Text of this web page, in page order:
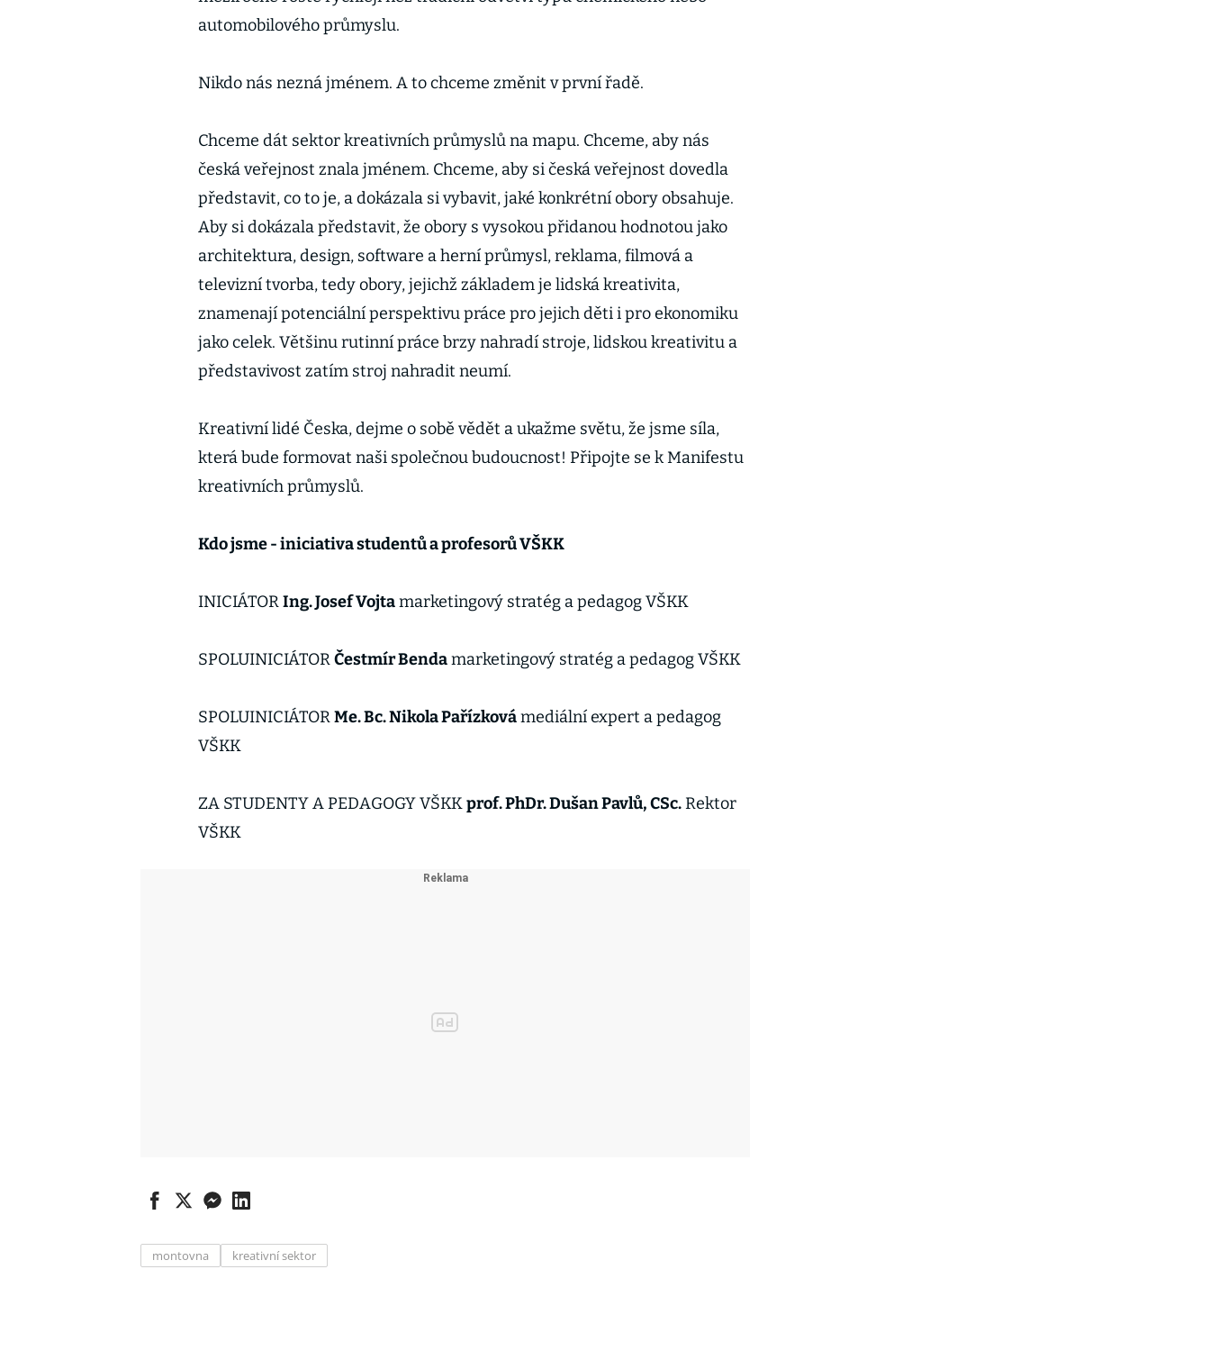
automobilového průmyslu.
Nikdo nás nezná jménem. A to chceme změnit v první řadě.
Chceme dát sektor kreativních průmyslů na mapu. Chceme, aby nás
česká veřejnost znala jménem. Chceme, aby si česká veřejnost dovedla
představit, co to je, a dokázala si vybavit, jaké konkrétní obory obsahuje.
Aby si dokázala představit, že obory s vysokou přidanou hodnotou jako
architektura, design, software a herní průmysl, reklama, filmová a
televizní tvorba, tedy obory, jejichž základem je lidská kreativita,
znamenají potenciální perspektivu práce pro jejich děti i pro ekonomiku
jako celek. Většinu rutinní práce brzy nahradí stroje, lidskou kreativitu a
představivost zatím stroj nahradit neumí.
Kreativní lidé Česka, dejme o sobě vědět a ukažme světu, že jsme síla,
která bude formovat naši společnou budoucnost! Připojte se k Manifestu
kreativních průmyslů.
Kdo jsme - iniciativa studentů a profesorů VŠKK
INICIÁTORIng. Josef Vojtamarketingový stratég a pedagog VŠKK
SPOLUINICIÁTORČestmír Bendamarketingový stratég a pedagog VŠKK
SPOLUINICIÁTORMe. Bc. Nikola Pařízkovámediální expert a pedagog
VŠKK
ZA STUDENTY A PEDAGOGY VŠKKprof. PhDr. Dušan Pavlů, CSc.Rektor
VŠKK
montovna kreativní sektor